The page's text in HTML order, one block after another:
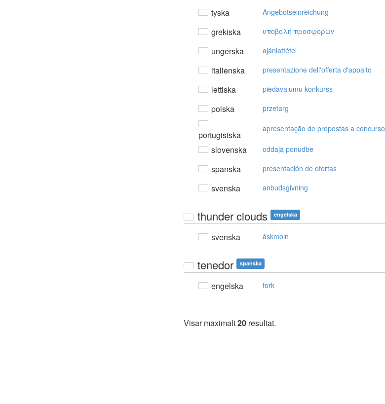
tyska Angebotseinreichung
grekiska υπoβoλή πρoσφoρώv
ungerska ajánlattétel
italienska presentazione dell'offerta d'appalto
lettiska piedāvājumu konkurss
polska przetarg
portugisiska
apresentação de propostas a concurso
slovenska oddaja ponudbe
spanska presentación de ofertas
svenska anbudsgivning
thunder clouds engelska
svenska åskmoln
tenedor spanska
engelska fork
Visar maximalt20 resultat.